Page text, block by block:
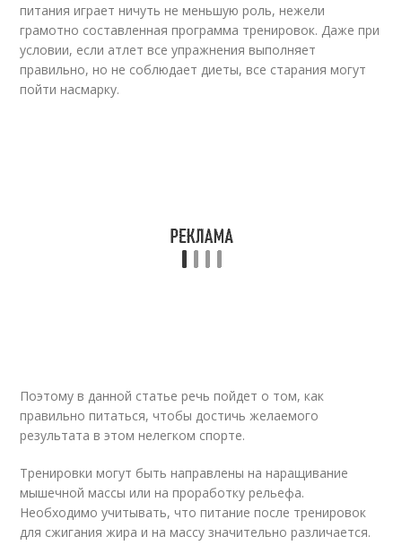
питания играет ничуть не меньшую роль, нежели
грамотно составленная программа тренировок. Даже при
условии, если атлет все упражнения выполняет
правильно, но не соблюдает диеты, все старания могут
пойти насмарку.
Поэтому в данной статье речь пойдет о том, как
правильно питаться, чтобы достичь желаемого
результата в этом нелегком спорте.
Тренировки могут быть направлены на наращивание
мышечной массы или на проработку рельефа.
Необходимо учитывать, что питание после тренировок
для сжигания жира и на массу значительно различается.